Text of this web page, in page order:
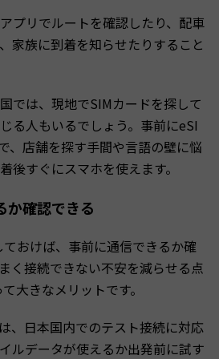
プリでルートを確認したり、配車
家族に到着を知らせたりすること
では、現地でSIMカードを探して
る人もいるでしょう。事前にeSI
、店舗を探す手間や言語の壁に悩
後すぐにスマホを使えます。
か確認できる
おけば、事前に通信できるか確
く接続できない不安を減らせる点
大きなメリットです。
、日本国内でのテスト接続に対応
ルデータが使えるか出発前に試す